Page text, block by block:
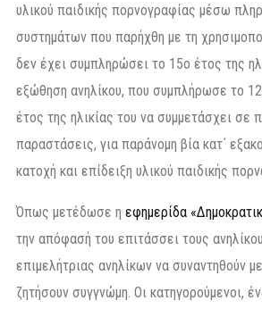
υλικού παιδικής πορνογραφίας μέσω
συστημάτων που παρήχθη με τη
δεν έχει συμπληρώσει το 15ο έτος της
εξώθηση ανηλίκου, που συμπλήρωσε το
έτος της ηλικίας του να συμμετάσχει σε
παραστάσεις, για παράνομη βία κατ΄
κατοχή και επίδειξη υλικού παιδικής
Όπως μετέδωσε η εφημερίδα
την απόφασή του επιτάσσει τους
επιμελήτριας ανηλίκων να συναντηθούν
ζητήσουν συγγνώμη. Οι κατηγορούμενοι,